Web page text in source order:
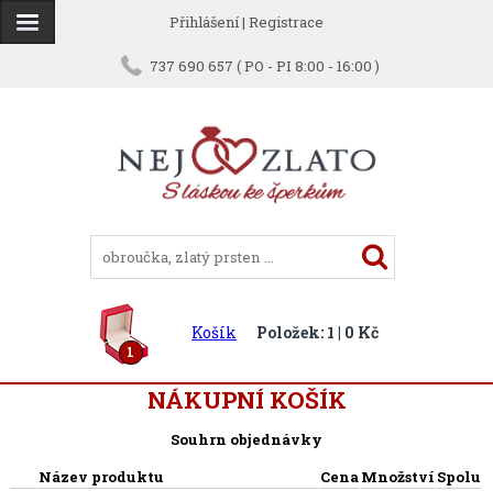
Přihlášení| Registrace
737 690 657 ( PO - PI 8:00 - 16:00 )
1
Košík Položek: 1 | 0 Kč
NÁKUPNÍ KOŠÍK
Souhrn objednávky
Název produktu
CenaMnožství Spolu